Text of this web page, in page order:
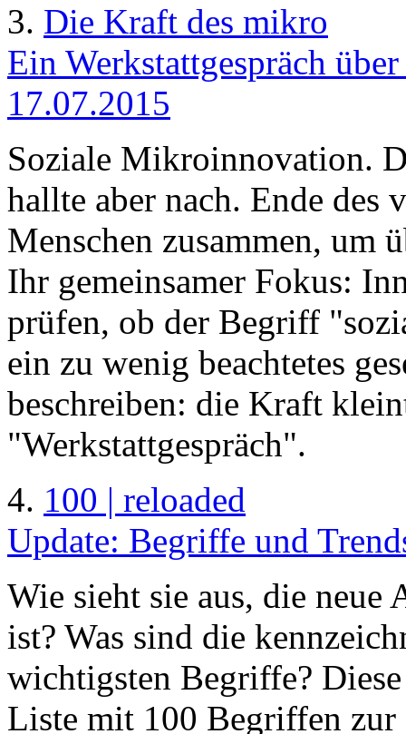
3. Die Kraft des mikro
Ein Werkstattgespräch
17.07.2015
Soziale Mikroinnovation.
hallte aber nach. Ende des
Menschen zusammen, um
Ihr gemeinsamer Fokus:
prüfen, ob der Begriff
ein zu wenig beachtetes
beschreiben: die Kraft
"Werkstattgespräch".
4. 100 | reloaded
Update: Begriffe und
Wie sieht sie aus, die neue
ist? Was sind die
wichtigsten Begriffe?
Liste mit 100 Begriffen zur